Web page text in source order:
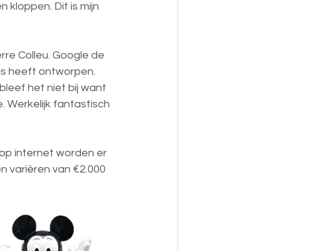
kloppen. Dit is mijn
Colleu. Google de
heeft ontworpen.
het niet bij want
Werkelijk fantastisch
internet worden er
variëren van €2.000